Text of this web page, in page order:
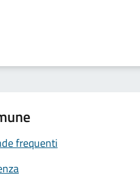
frequenti